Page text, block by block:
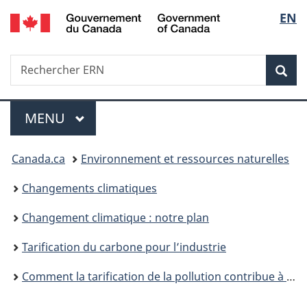
Passer
au
Passer
à
du
Passer
à
simplifiée
de
la
EN
Recherche
Rechercher
ERN
Menu
MENU PRINCIPAL
Vous
êtes
ici :
Canada.ca
Environnement et ressources naturelles
Changements climatiques
Changement climatique : notre plan
Tarification du carbone pour l’industrie
Comment la tarification de la pollution contribue à réduire les émissions